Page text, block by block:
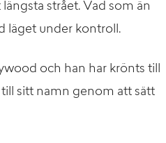
strået. Vad som än
läget under kontroll.
och han har krönts till
sitt namn genom att sätt